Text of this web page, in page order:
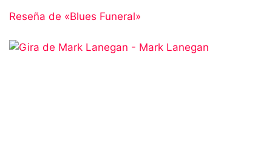
Reseña de «Blues Funeral»